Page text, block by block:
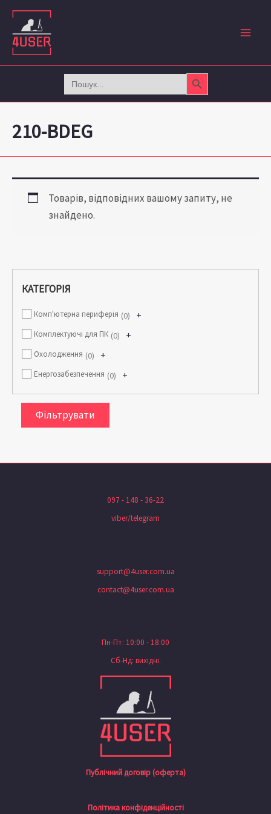
Перейти
вмісту
Search
for:
Search Button
КАТЕГОРІЯ
Комп'ютерна периферія +
0
Комплектуючі для ПК +
0
Охолодження +
0
Енергозабезпечення +
0
Фільтрувати
210-BDEG
Товарів, відповідних вашому запиту, не
знайдено.
097 - 148 - 36-22
viber/telegram
support@4user.com.ua
contact@4user.com.ua
Пн-Пт: 10:00 - 18:00
Сб-Нд: вихідні.
Публічний договір (оферта)
Політика конфіденційності